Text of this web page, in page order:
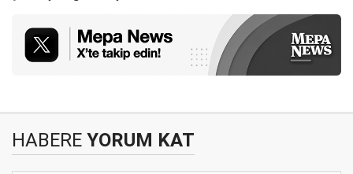
HABERE YORUM KAT